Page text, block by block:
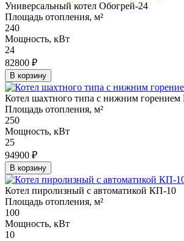
Универсальный котел Обогрей-24
Площадь отопления, м²
240
Мощность, кВт
24
82800 ₽
В корзину
Котел шахтного типа с нижним
Площадь отопления, м²
250
Мощность, кВт
25
94900 ₽
В корзину
Котел пиролизный с автоматикой КП-10
Площадь отопления, м²
100
Мощность, кВт
10